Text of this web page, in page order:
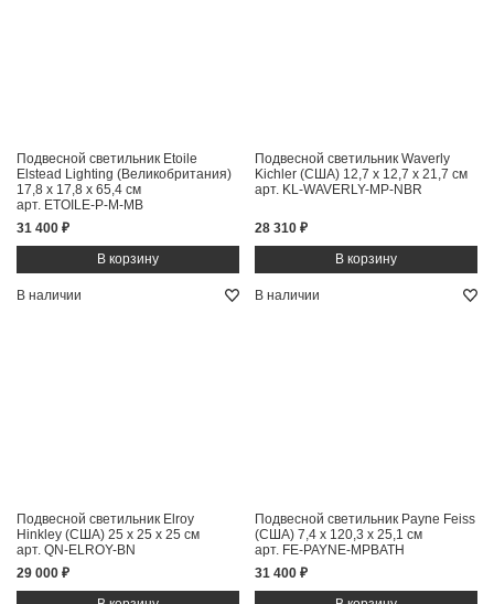
Подвесной светильник Etoile
Elstead Lighting (Великобритания)
17,8 x 17,8 x 65,4 см
арт. ETOILE-P-M-MB
31 400 ₽
Подвесной светильник Waverly
Kichler (США) 12,7 x 12,7 x 21,7 см
арт. KL-WAVERLY-MP-NBR
28 310 ₽
В наличии
Подвесной светильник Elroy
Hinkley (США) 25 x 25 x 25 см
арт. QN-ELROY-BN
29 000 ₽
В наличии
Подвесной светильник Payne Feiss
(США) 7,4 x 120,3 x 25,1 см
арт. FE-PAYNE-MPBATH
31 400 ₽